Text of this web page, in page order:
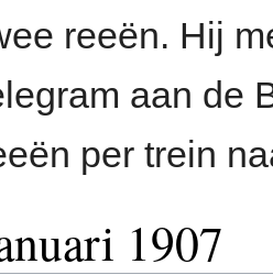
reeën. Hij
aan de
per trein
1907